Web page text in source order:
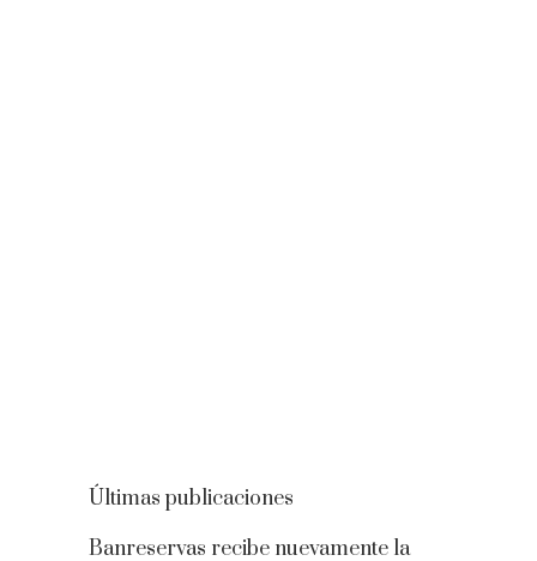
Últimas publicaciones
Banreservas recibe nuevamente la